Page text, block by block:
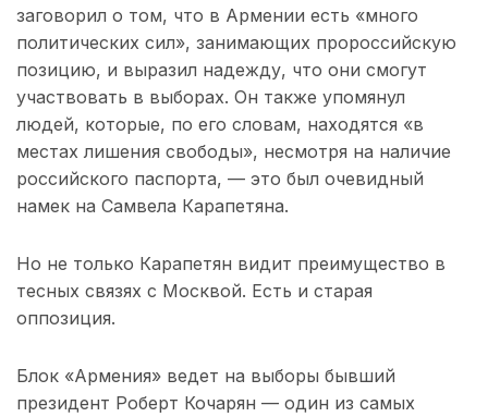
заговорил о том, что в Армении есть «много
политических сил», занимающих пророссийскую
позицию, и выразил надежду, что они смогут
участвовать в выборах. Он также упомянул
людей, которые, по его словам, находятся «в
местах лишения свободы», несмотря на наличие
российского паспорта, — это был очевидный
намек на Самвела Карапетяна.
Но не только Карапетян видит преимущество в
тесных связях с Москвой. Есть и старая
оппозиция.
Блок «Армения» ведет на выборы бывший
президент Роберт Кочарян — один из самых